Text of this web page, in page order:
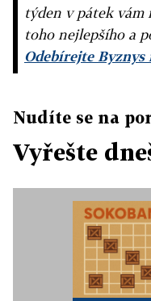
týden v pátek
toho nejlepšího a
Odebírejte Byznys
Nudíte se na
Vyřešte